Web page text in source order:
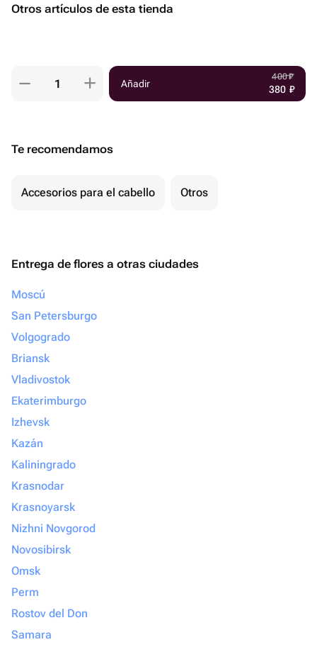
Otros artículos de esta tienda
Añadir
400₽
380 ₽
Te recomendamos
Accesorios para el cabello Otros
Entrega de flores a otras ciudades
Moscú
San Petersburgo
Volgogrado
Briansk
Vladivostok
Ekaterimburgo
Izhevsk
Kazán
Kaliningrado
Krasnodar
Krasnoyarsk
Nizhni Novgorod
Novosibirsk
Omsk
Perm
Rostov del Don
Samara